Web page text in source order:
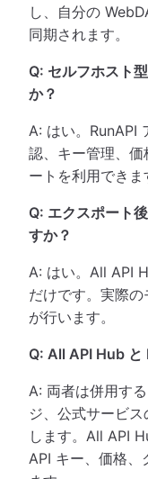
し、自分の
同期されます。
Q: セルフホスト
か？
A: はい。RunAPI
認、キー管理、
ートを利用できま
Q: エクスポート
すか？
A: はい。All API
だけです。実際
が行います。
Q: All API Hub と
A: 両者は併用す
ジ、公式サービ
します。All API
API キー、価格、